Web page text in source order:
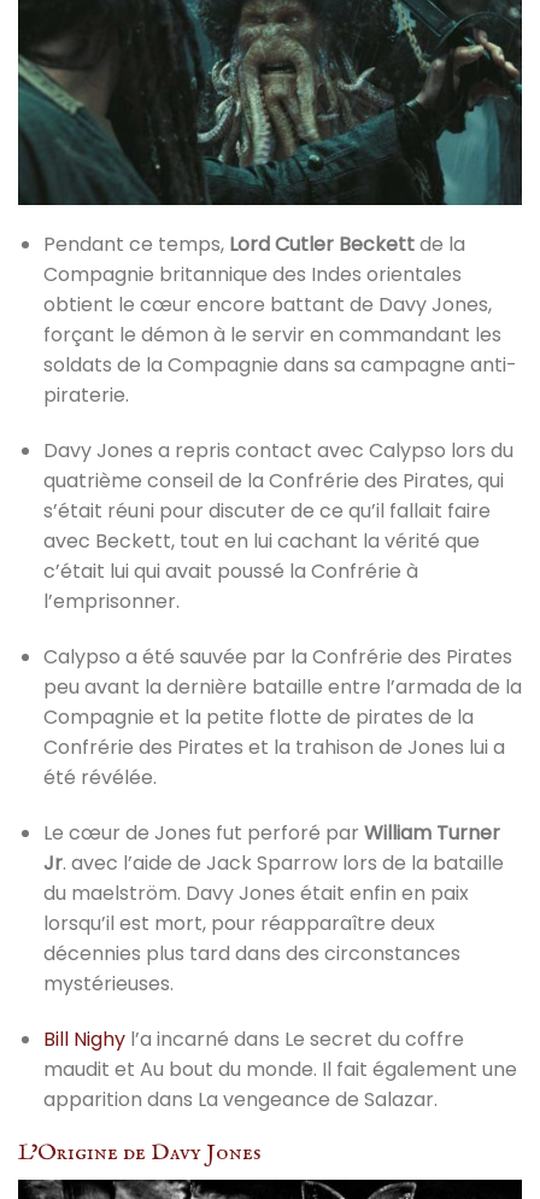
Pendant ce temps, Lord Cutler Beckettde la
Compagnie britannique des Indes orientales
obtient le cœur encore battant de Davy Jones,
forçant le démon à le servir en commandant les
soldats de la Compagnie dans sa campagne anti-
piraterie.
Davy Jones a repris contact avec Calypso lors du
quatrième conseil de la Confrérie des Pirates, qui
s’était réuni pour discuter de ce qu’il fallait faire
avec Beckett, tout en lui cachant la vérité que
c’était lui qui avait poussé la Confrérie à
l’emprisonner.
Calypso a été sauvée par la Confrérie des Pirates
peu avant la dernière bataille entre l’armada de la
Compagnie et la petite flotte de pirates de la
Confrérie des Pirates et la trahison de Jones lui a
été révélée.
Le cœur de Jones fut perforé par William Turner
Jr. avec l’aide de Jack Sparrow lors de la bataille
du maelström. Davy Jones était enfin en paix
lorsqu’il est mort, pour réapparaître deux
décennies plus tard dans des circonstances
mystérieuses.
Bill Nighyl’a incarné dans Le secret du coffre
maudit et Au bout du monde. Il fait également une
apparition dans La vengeance de Salazar.
L’Origine de Davy Jones